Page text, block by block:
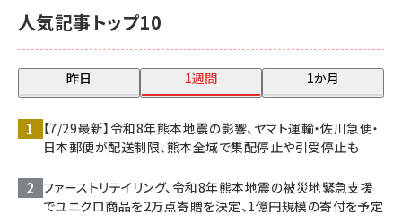
人気記事トップ10
昨日 1週間 1か月
【7/29最新】令和8年熊本地震の影響、ヤマト運輸・佐川急便・
日本郵便が配送制限、熊本全域で集配停止や引受停止も
ファーストリテイリング、令和8年熊本地震の被災地緊急支援
でユニクロ商品を2万点寄贈を決定、1億円規模の寄付を予定